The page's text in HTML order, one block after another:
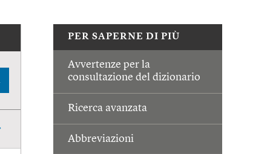
PER SAPERNE DI PIÙ
Avvertenze per la
consultazione del dizionario
Ricerca avanzata
Abbreviazioni